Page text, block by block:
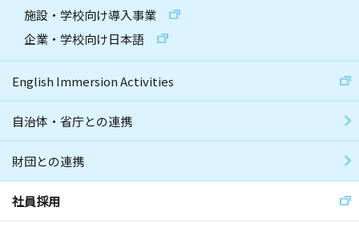
施設・学校向け導入事業
企業・学校向け日本語
English Immersion Activities
自治体・省庁との連携
財団との連携
社員採用